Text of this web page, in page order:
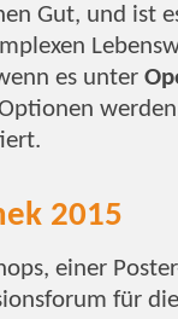
Gut, und ist
es unter
2015
einer
für